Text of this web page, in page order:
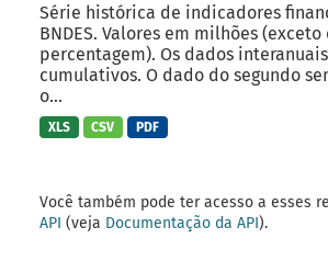
Série histórica de indicadores
BNDES. Valores em milhões
percentagem). Os dados
cumulativos. O dado do segundo
o...
XLS CSV PDF
Você também pode ter acesso a esses
API (veja Documentação da API).